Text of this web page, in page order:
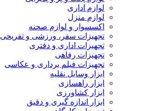
لوازم اداری
لوازم منزل
اکسسوار و لوازم صحنه
تجهیزات سفر، ورزشی و تفریحی
تجهیزات اداری و دفتری
تجهیزات رفاهی
تجهیزات فیلم برداری و عکاسی
ابزار وسایل نقلیه
ابزار راهسازی
ابزار کشاورزی
ابزار اندازه گیری و دقیق